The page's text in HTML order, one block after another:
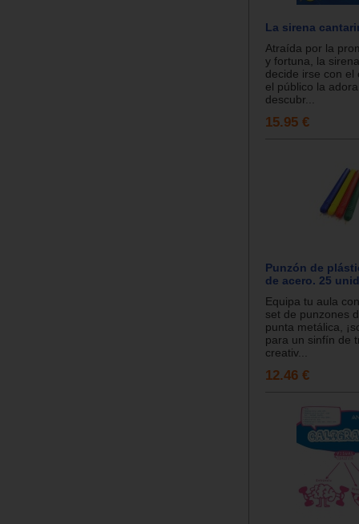
La sirena
Atraída por la
y fortuna, la
decide irse con el
el público la
descubr...
15.95 €
Punzón de
de acero. 25
Equipa tu aula
set de punzones
punta metálica,
para un sinfín de
creativ...
12.46 €